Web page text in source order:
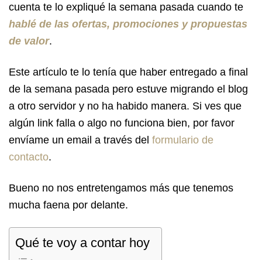
cuenta te lo expliqué la semana pasada cuando te
hablé de las ofertas, promociones y propuestas
de valor.
Este artículo te lo tenía que haber entregado a final
de la semana pasada pero estuve migrando el blog
a otro servidor y no ha habido manera. Si ves que
algún link falla o algo no funciona bien, por favor
envíame un email a través del formulario de
contacto.
Bueno no nos entretengamos más que tenemos
mucha faena por delante.
Qué te voy a contar hoy